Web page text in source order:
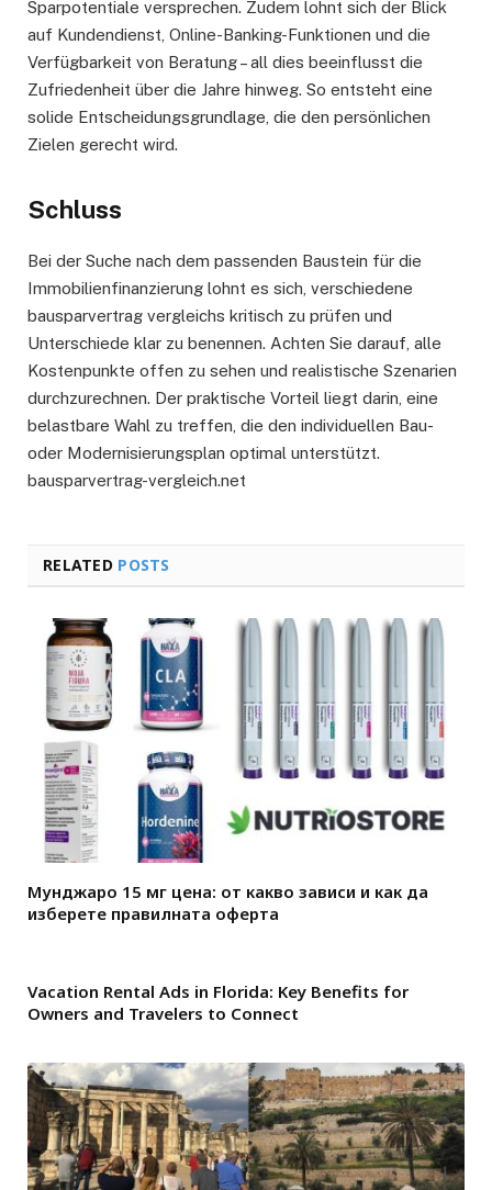
Sparpotentiale versprechen. Zudem lohnt sich der Blick
auf Kundendienst, Online-Banking-Funktionen und die
Verfügbarkeit von Beratung – all dies beeinflusst die
Zufriedenheit über die Jahre hinweg. So entsteht eine
solide Entscheidungsgrundlage, die den persönlichen
Zielen gerecht wird.
Schluss
Bei der Suche nach dem passenden Baustein für die
Immobilienfinanzierung lohnt es sich, verschiedene
bausparvertrag vergleichs kritisch zu prüfen und
Unterschiede klar zu benennen. Achten Sie darauf, alle
Kostenpunkte offen zu sehen und realistische Szenarien
durchzurechnen. Der praktische Vorteil liegt darin, eine
belastbare Wahl zu treffen, die den individuellen Bau-
oder Modernisierungsplan optimal unterstützt.
bausparvertrag-vergleich.net
RELATED POSTS
Мунджаро 15 мг цена: от какво зависи и как да
изберете правилната оферта
Vacation Rental Ads in Florida: Key Benefits for
Owners and Travelers to Connect